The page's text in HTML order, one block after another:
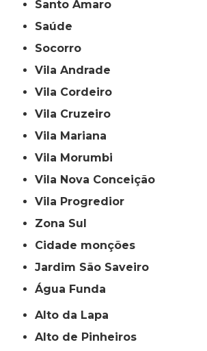
Santo Amaro
Saúde
Socorro
Vila Andrade
Vila Cordeiro
Vila Cruzeiro
Vila Mariana
Vila Morumbi
Vila Nova Conceição
Vila Progredior
Zona Sul
cidade monções
jardim São Saveiro
Água Funda
Alto da Lapa
Alto de Pinheiros